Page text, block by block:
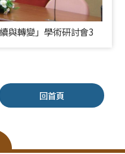
與轉變」學術研討會3
回首頁